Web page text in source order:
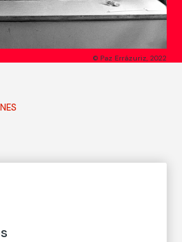
© Paz Errázuriz, 2022
con emulsión de gelatina y